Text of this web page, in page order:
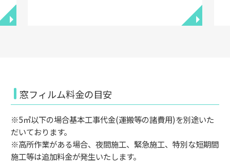
◥ ◥
窓フィルム料金の目安
※5㎡以下の場合基本工事代金(運搬等の諸費用)を別途いた
だいております。
※高所作業がある場合、夜間施工、緊急施工、特別な短期間
施工等は追加料金が発生いたします。